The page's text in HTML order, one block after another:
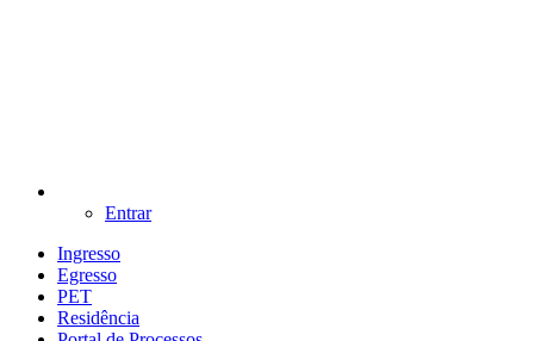
Entrar
Ingresso
Egresso
PET
Residência